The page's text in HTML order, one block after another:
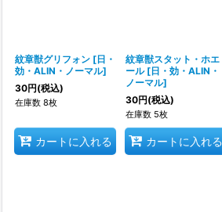
紋章獣グリフォン [日・
効・ALIN・ノーマル]
30円(税込)
在庫数 8枚
カートに入れる
紋章獣スタット・ホエ
ール [日・効・ALIN・
ノーマル]
30円(税込)
在庫数 5枚
カートに入れる